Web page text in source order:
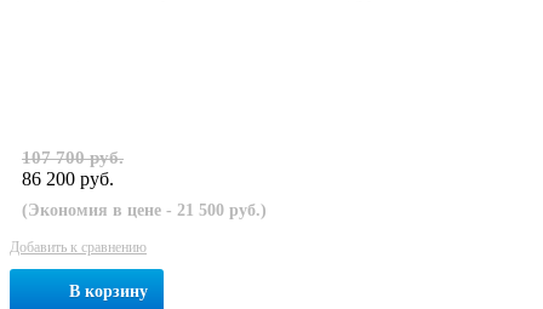
107 700 руб.
86 200 руб.
(Экономия в цене - 21 500 руб.)
Добавить к сравнению
В корзину